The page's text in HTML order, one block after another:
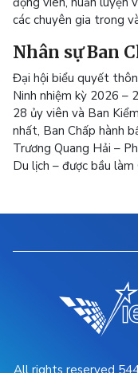
các chuyên gia trong
Nhân sự Ban
Đại hội biểu quyết
Ninh nhiệm kỳ 2026 –
28 ủy viên và Ban
nhất, Ban Chấp hành
Trương Quang Hải –
Du lịch – được bầu
All rights reserved